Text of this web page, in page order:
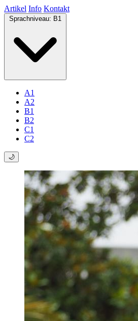
Artikel Info Kontakt
Sprachniveau: B1
A1
A2
B1
B2
C1
C2
🌙